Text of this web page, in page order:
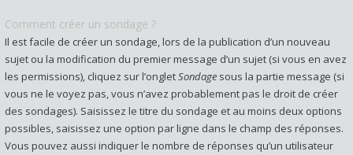
Comment créer un sondage ?
Il est facile de créer un sondage, lors de la publication d’un nouveau
sujet ou la modification du premier message d’un sujet (si vous en avez
les permissions), cliquez sur l’ongletSondage sous la partie message (si
vous ne le voyez pas, vous n’avez probablement pas le droit de créer
des sondages). Saisissez le titre du sondage et au moins deux options
possibles, saisissez une option par ligne dans le champ des réponses.
Vous pouvez aussi indiquer le nombre de réponses qu’un utilisateur